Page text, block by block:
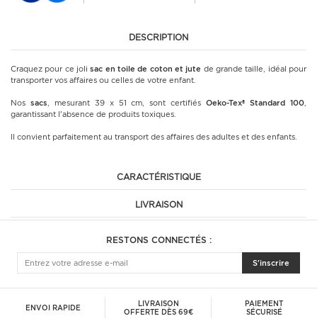
DESCRIPTION
Craquez pour ce jolisac en toile de coton et jute de grande taille, idéal pour
transporter vos affaires ou celles de votre enfant.
Nos sacs, mesurant 39 x 51 cm, sont certifiésOeko-Tex® Standard 100,
garantissant l'absence de produits toxiques.
Il convient parfaitement au transport des affaires des adultes et des enfants.
CARACTÉRISTIQUE
LIVRAISON
RESTONS CONNECTÉS :
S'inscrire
ENVOI RAPIDE
LIVRAISON
OFFERTE DÈS 69€
PAIEMENT
SÉCURISÉ